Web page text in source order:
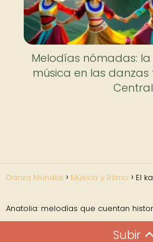
Melodías nómadas:
música en las danzas
Central
Danza Mundial Música y Ritmo El
Anatolia: melodías que cuentan
Subir